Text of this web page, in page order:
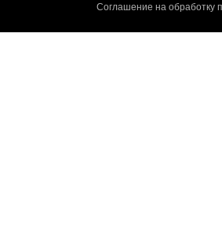
Соглашение на обработку